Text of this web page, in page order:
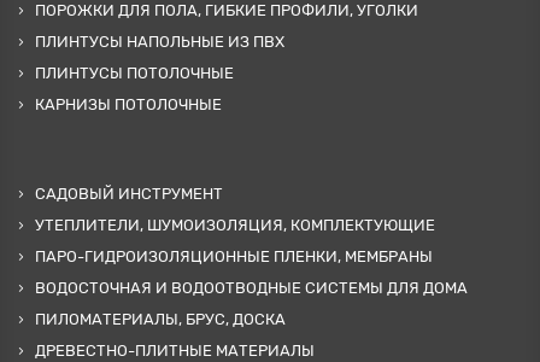
ПОРОЖКИ ДЛЯ ПОЛА, ГИБКИЕ ПРОФИЛИ, УГОЛКИ
ПЛИНТУСЫ НАПОЛЬНЫЕ ИЗ ПВХ
ПЛИНТУСЫ ПОТОЛОЧНЫЕ
КАРНИЗЫ ПОТОЛОЧНЫЕ
САДОВЫЙ ИНСТРУМЕНТ
УТЕПЛИТЕЛИ, ШУМОИЗОЛЯЦИЯ, КОМПЛЕКТУЮЩИЕ
ПАРО-ГИДРОИЗОЛЯЦИОННЫЕ ПЛЕНКИ, МЕМБРАНЫ
ВОДОСТОЧНАЯ И ВОДООТВОДНЫЕ СИСТЕМЫ ДЛЯ ДОМА
ПИЛОМАТЕРИАЛЫ, БРУС, ДОСКА
ДРЕВЕСТНО-ПЛИТНЫЕ МАТЕРИАЛЫ